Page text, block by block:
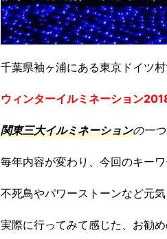
千葉県袖ヶ浦にある東京ドイツ
ウィンターイルミネーション
関東三大イルミネーションの一つ
毎年内容が変わり、今回のキー
不死鳥やパワーストーンなど元
実際に行ってみて感じた、お勧